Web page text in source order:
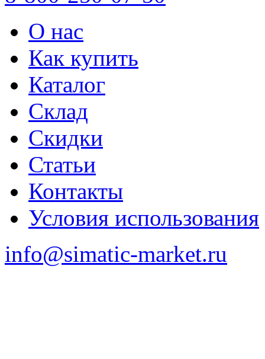
О нас
Как купить
Каталог
Склад
Скидки
Статьи
Контакты
Условия использования
info@simatic-market.ru